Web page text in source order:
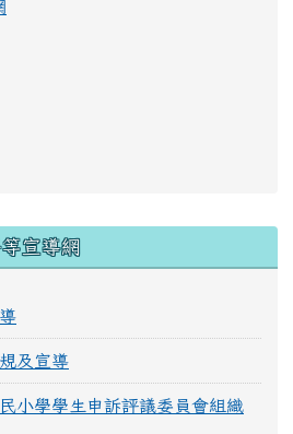
宣導網
及宣導
小學學生申訴評議委員會組織